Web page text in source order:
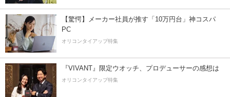
【驚愕】メーカー社員が推す「10万円台」神コスパ
PC
オリコンタイアップ特集
『VIVANT』限定ウオッチ、プロデューサーの感想は
オリコンタイアップ特集